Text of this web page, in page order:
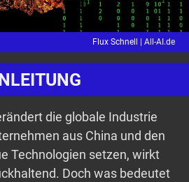
Flux Schnell | All-AI.de
die globale Industrie
aus China und den
Technologien setzen, wirkt
Doch was bedeutet